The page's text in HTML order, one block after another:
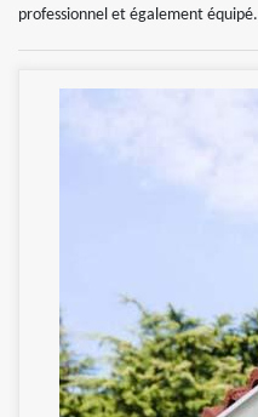
professionnel et également équipé.